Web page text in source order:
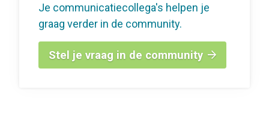
Je communicatiecollega's helpen je
graag verder in de community.
Stel je vraag in de community